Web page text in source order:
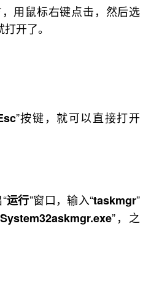
用鼠标右键点击，然后选
开了。
”按键，就可以直接打开
运行”窗口，输入“taskmgr”
”，之